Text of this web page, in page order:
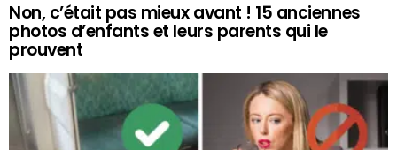
Non, c’était pas mieux avant ! 15 anciennes
photos d’enfants et leurs parents qui le
prouvent